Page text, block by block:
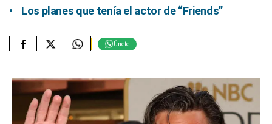
Los planes que tenía el actor de “Friends”
Únete